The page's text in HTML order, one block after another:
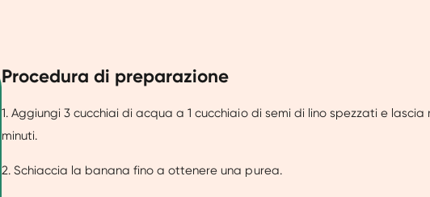
Procedura di preparazione
1. Aggiungi 3 cucchiai di acqua a 1 cucchiaio di semi di lino spezzati e lascia
minuti.
2. Schiaccia la banana fino a ottenere una purea.